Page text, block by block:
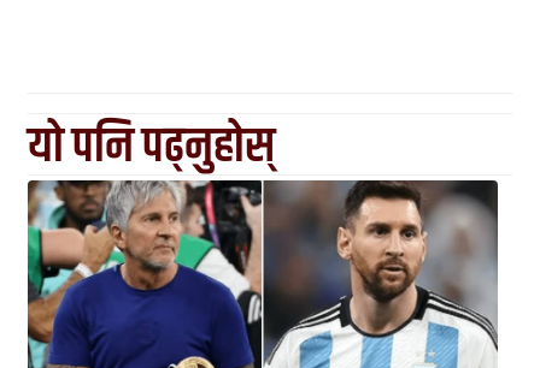
यो पनि पढ्नुहोस्